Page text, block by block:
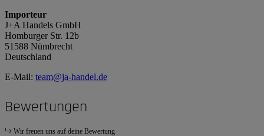
Importeur
J+A Handels GmbH
Homburger Str. 12b
51588 Nümbrecht
Deutschland
E-Mail: team@ja-handel.de
Bewertungen
Wir freuen uns auf deine Bewertung